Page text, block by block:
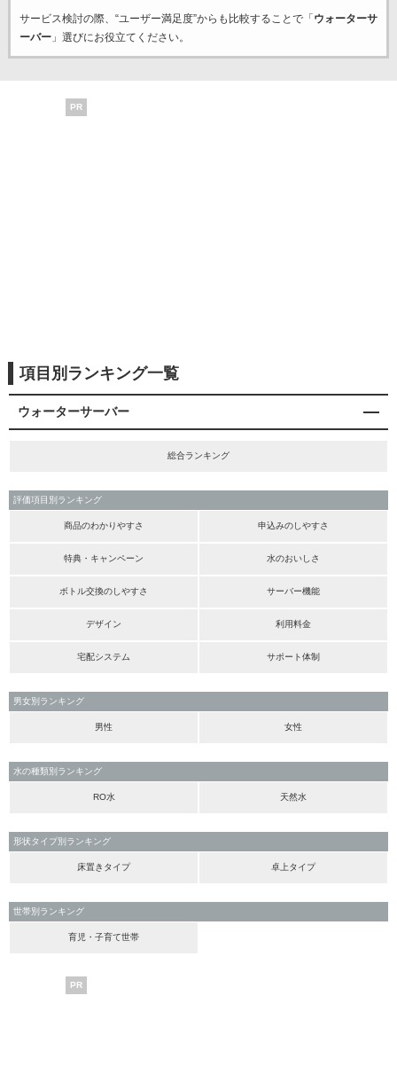
サービス検討の際、“ユーザー満足度”からも比較することで「 ウォーターサ
ーバー」選びにお役立てください。
PR
項目別ランキング一覧
ウォーターサーバー
総合ランキング
評価項目別ランキング
商品のわかりやすさ 申込みのしやすさ
特典・キャンペーン 水のおいしさ
ボトル交換のしやすさ サーバー機能
デザイン 利用料金
宅配システム サポート体制
男女別ランキング
男性 女性
水の種類別ランキング
RO水 天然水
形状タイプ別ランキング
床置きタイプ 卓上タイプ
世帯別ランキング
育児・子育て世帯
PR